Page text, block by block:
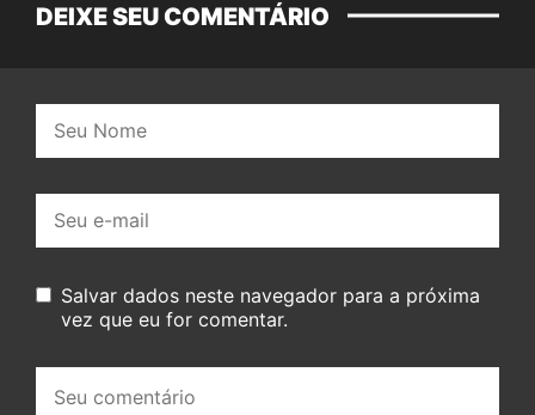
DEIXE SEU COMENTÁRIO
mail:
Salvar dados neste navegador para a próxima
vez que eu for comentar.
comentário: